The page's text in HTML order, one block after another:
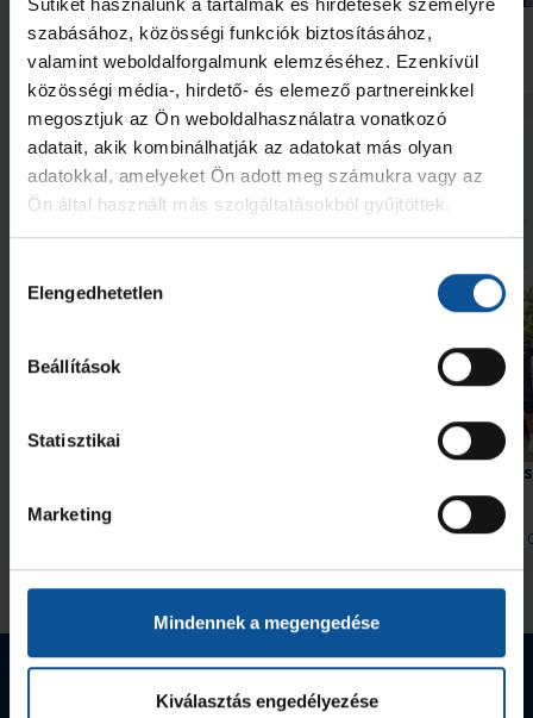
szabásához, közösségi funkciók biztosításához,
valamint weboldalforgalmunk elemzéséhez. Ezenkívül
közösségi média-, hirdető- és elemező partnereinkkel
megosztjuk az Ön weboldalhasználatra vonatkozó
adatait, akik kombinálhatják az adatokat más olyan
adatokkal, amelyeket Ön adott meg számukra vagy az
Ön által használt más szolgáltatásokból gyűjtöttek.
kiválasztása
Elengedhetetlen
Beállítások
Statisztikai
Marketing
Mindennek a megengedése
Kiválasztás engedélyezése
Megnézem az összeset
NB I 2026. júl. 29.
Futás a Ligetben (2026.07.28.)
NB I 2026. jún. 20.
Lukács Kornél az Év
akadémistája
További friss hírek
Megnézem az összeset
2026. aug.
#kékek Tour 1.
Hódmezővásárhely
Webshop termékek